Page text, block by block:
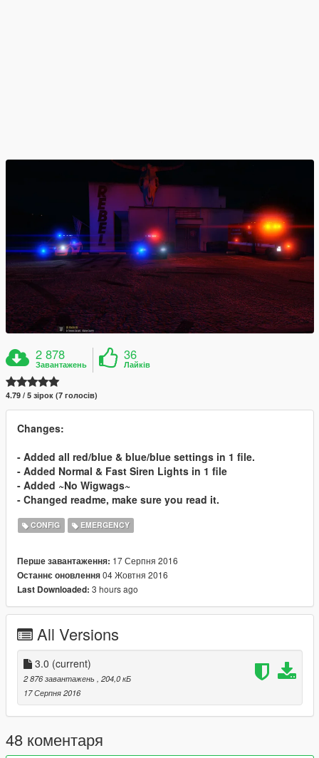
2 878
Завантажень
36
Лайків
4.79 / 5 зірок (7 голосів)
Changes:
- Added all red/blue & blue/blue settings in 1 file.
- Added Normal & Fast Siren Lights in 1 file
- Added ~No Wigwags~
- Changed readme, make sure you read it.
CONFIG EMERGENCY
Перше завантаження: 17 Серпня 2016
Останнє оновлення04 Жовтня 2016
Last Downloaded: 3 hours ago
All Versions
3.0 (current)
2 876 завантажень
, 204,0 кБ
17 Серпня 2016
48 коментаря